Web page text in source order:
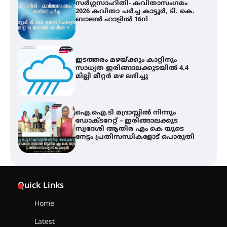
സർഗ്ഗസാഹിതി- കവിതാസംഗമം
2026 കവിതാ ചർച്ച കാട്ടൂർ, ടി. കെ.
ബാലൻ ഹാളിൽ 16ന്
ഇടത്തരം മഴയ്ക്കും കാറ്റിനും
സാധ്യത ഇരിങ്ങാലക്കുടയിൽ 4.4
മില്ലി മീറ്റർ മഴ ലഭിച്ചു
ഐ.ഐ.ടി മദ്രാസ്സിൽ നിന്നും
ഡോക്ടറേറ്റ് – ഇരിങ്ങാലക്കുട
സ്വദേശി ആതിര എം കെ യുടെ
നേട്ടം പ്രതിസന്ധികളോട് പൊരുതി
Quick Links
Home
Latest